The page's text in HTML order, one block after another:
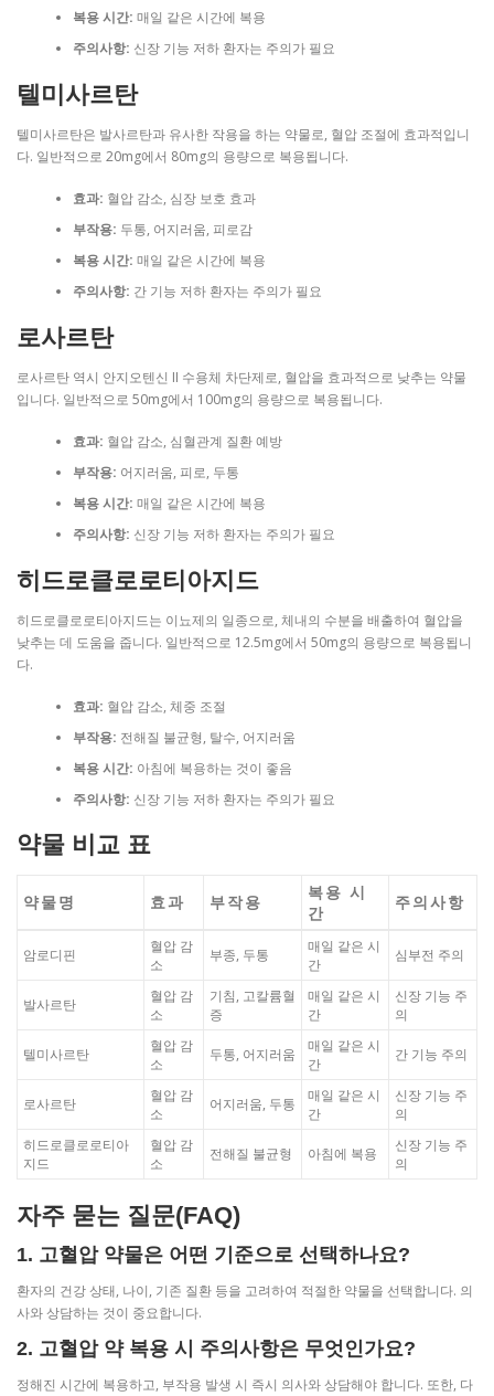
복용 시간: 매일 같은 시간에 복용
주의사항: 신장 기능 저하 환자는 주의가 필요
텔미사르탄
텔미사르탄은 발사르탄과 유사한 작용을 하는 약물로, 혈압 조절에 효과적입니
다. 일반적으로 20mg에서 80mg의 용량으로 복용됩니다.
효과: 혈압 감소, 심장 보호 효과
부작용: 두통, 어지러움, 피로감
복용 시간: 매일 같은 시간에 복용
주의사항: 간 기능 저하 환자는 주의가 필요
로사르탄
로사르탄 역시 안지오텐신 II 수용체 차단제로, 혈압을 효과적으로 낮추는 약물
입니다. 일반적으로 50mg에서 100mg의 용량으로 복용됩니다.
효과: 혈압 감소, 심혈관계 질환 예방
부작용: 어지러움, 피로, 두통
복용 시간: 매일 같은 시간에 복용
주의사항: 신장 기능 저하 환자는 주의가 필요
히드로클로로티아지드
히드로클로로티아지드는 이뇨제의 일종으로, 체내의 수분을 배출하여 혈압을
낮추는 데 도움을 줍니다. 일반적으로 12.5mg에서 50mg의 용량으로 복용됩니
다.
효과: 혈압 감소, 체중 조절
부작용: 전해질 불균형, 탈수, 어지러움
복용 시간: 아침에 복용하는 것이 좋음
주의사항: 신장 기능 저하 환자는 주의가 필요
약물 비교 표
약물명 효과 부작용
복용 시
간
주의사항
암로디핀
혈압 감
소
부종, 두통
매일 같은 시
간
심부전 주의
발사르탄
혈압 감
소
기침, 고칼륨혈
증
매일 같은 시
간
신장 기능 주
의
텔미사르탄
혈압 감
소
두통, 어지러움
매일 같은 시
간
간 기능 주의
로사르탄
혈압 감
소
어지러움, 두통
매일 같은 시
간
신장 기능 주
의
히드로클로로티아
지드
혈압 감
소
전해질 불균형 아침에 복용
신장 기능 주
의
자주 묻는 질문(FAQ)
1. 고혈압 약물은 어떤 기준으로 선택하나요?
환자의 건강 상태, 나이, 기존 질환 등을 고려하여 적절한 약물을 선택합니다. 의
사와 상담하는 것이 중요합니다.
2. 고혈압 약 복용 시 주의사항은 무엇인가요?
정해진 시간에 복용하고, 부작용 발생 시 즉시 의사와 상담해야 합니다. 또한, 다